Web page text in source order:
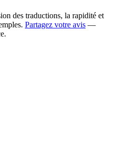
des traductions, la rapidité et
Partagez votre avis —